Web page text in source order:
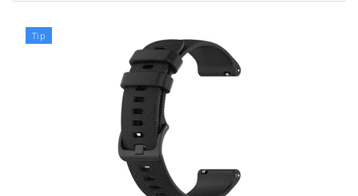
Tip